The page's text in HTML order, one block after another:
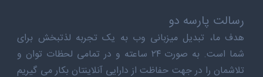
رسالت پارسه دو
هدف ما، تبدیل میزبانی وب به یک تجربه لذتبخش برای
شما است. به صورت ۲۴ ساعته و در تمامی لحظات توان و
تلاشمان را در جهت حفاظت از دارایی آنلاینتان بکار می گیریم